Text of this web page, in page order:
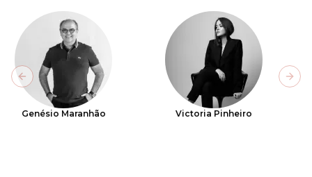
Genésio Maranhão Victoria Pinheiro
Previous slide